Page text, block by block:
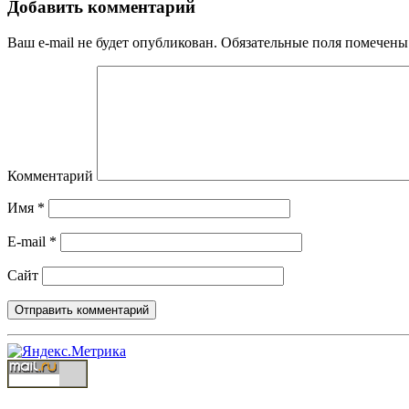
Добавить комментарий
Ваш e-mail не будет опубликован. Обязательные поля
Комментарий
Имя *
E-mail *
Сайт